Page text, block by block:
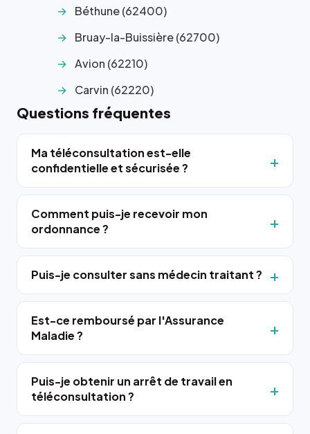
Béthune (62400)
Bruay-la-Buissière (62700)
Avion (62210)
Carvin (62220)
Questions fréquentes
Ma téléconsultation est-elle
confidentielle et sécurisée ?
Comment puis-je recevoir mon
ordonnance ?
Puis-je consulter sans médecin traitant ?
Est-ce remboursé par l'Assurance
Maladie ?
Puis-je obtenir un arrêt de travail en
téléconsultation ?